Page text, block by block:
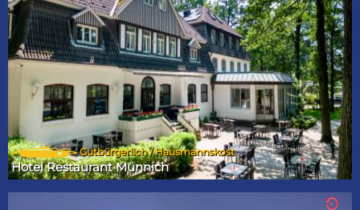
Gutbürgerlich / Hausmannskost
Hotel Restaurant Münnich